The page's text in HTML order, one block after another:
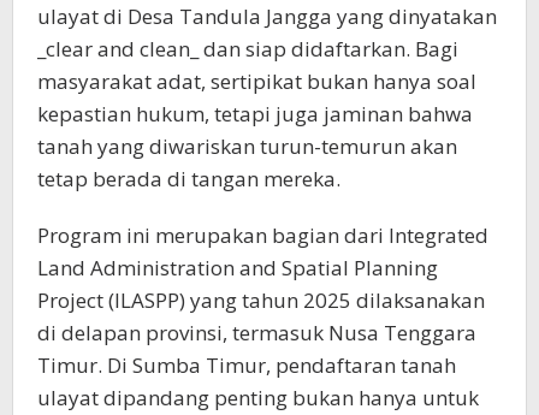
ulayat di Desa Tandula Jangga yang dinyatakan
_clear and clean_ dan siap didaftarkan. Bagi
masyarakat adat, sertipikat bukan hanya soal
kepastian hukum, tetapi juga jaminan bahwa
tanah yang diwariskan turun-temurun akan
tetap berada di tangan mereka.
Program ini merupakan bagian dari Integrated
Land Administration and Spatial Planning
Project (ILASPP) yang tahun 2025 dilaksanakan
di delapan provinsi, termasuk Nusa Tenggara
Timur. Di Sumba Timur, pendaftaran tanah
ulayat dipandang penting bukan hanya untuk